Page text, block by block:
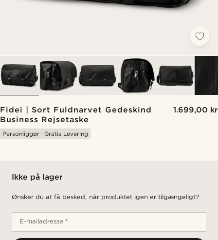
Fidei | Sort Fuldnarvet Gedeskind
Business Rejsetaske
1.699,00 kr
Personliggør Gratis Levering
Ikke på lager
Ønsker du at få besked, når produktet igen er tilgængeligt?
E-mailadresse *